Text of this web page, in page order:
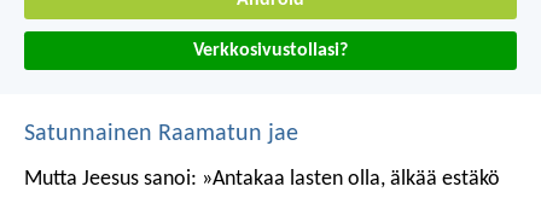
Verkkosivustollasi?
Satunnainen Raamatun jae
Mutta Jeesus sanoi: »Antakaa lasten olla, älkää estäkö